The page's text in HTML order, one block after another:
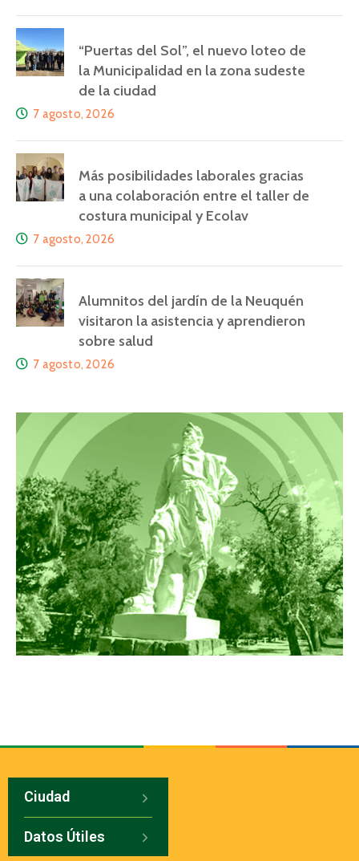
“Puertas del Sol”, el nuevo loteo de
la Municipalidad en la zona sudeste
de la ciudad
7 agosto, 2026
Más posibilidades laborales gracias
a una colaboración entre el taller de
costura municipal y Ecolav
7 agosto, 2026
Alumnitos del jardín de la Neuquén
visitaron la asistencia y aprendieron
sobre salud
7 agosto, 2026
Ciudad
Datos Útiles